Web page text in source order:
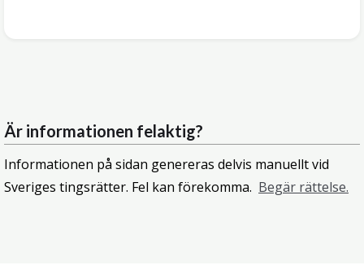
Är informationen felaktig?
Informationen på sidan genereras delvis manuellt vid
Sveriges tingsrätter. Fel kan förekomma. Begär rättelse.